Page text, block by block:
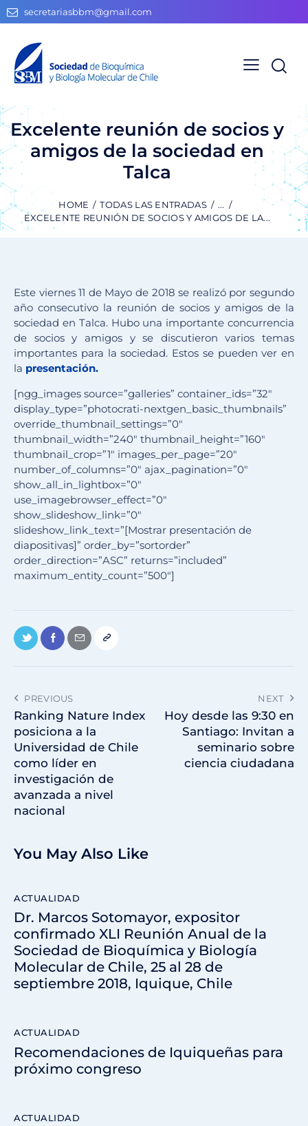
secretariasbbm@gmail.com
Excelente reunión de socios y
amigos de la sociedad en
Talca
HOME TODAS LAS ENTRADAS
...
EXCELENTE REUNIÓN DE SOCIOS Y AMIGOS DE LA...
Este viernes 11 de Mayo de 2018 se realizó por segundo
año consecutivo la reunión de socios y amigos de la
sociedad en Talca. Hubo una importante concurrencia
de socios y amigos y se discutieron varios temas
importantes para la sociedad. Estos se pueden ver en
la presentación.
[ngg_images source=”galleries” container_ids=”32″
display_type=”photocrati-nextgen_basic_thumbnails”
override_thumbnail_settings=”0″
thumbnail_width=”240″ thumbnail_height=”160″
thumbnail_crop=”1″ images_per_page=”20″
number_of_columns=”0″ ajax_pagination=”0″
show_all_in_lightbox=”0″
use_imagebrowser_effect=”0″
show_slideshow_link=”0″
slideshow_link_text=”[Mostrar presentación de
diapositivas]” order_by=”sortorder”
order_direction=”ASC” returns=”included”
maximum_entity_count=”500″]
PREVIOUS
Ranking Nature Index
posiciona a la
Universidad de Chile
como líder en
investigación de
avanzada a nivel
nacional
NEXT
Hoy desde las 9:30 en
Santiago: Invitan a
seminario sobre
ciencia ciudadana
You May Also Like
ACTUALIDAD
Dr. Marcos Sotomayor, expositor
confirmado XLI Reunión Anual de la
Sociedad de Bioquímica y Biología
Molecular de Chile, 25 al 28 de
septiembre 2018, Iquique, Chile
ACTUALIDAD
Recomendaciones de Iquiqueñas para
próximo congreso
ACTUALIDAD